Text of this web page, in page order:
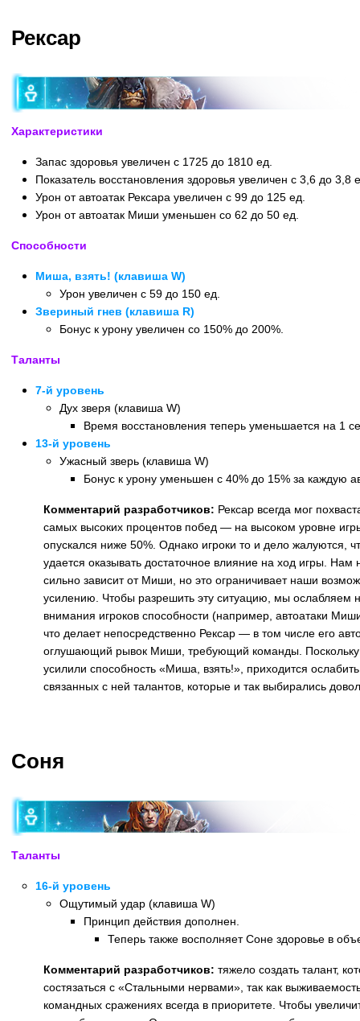
Рексар
Характеристики
Запас здоровья увеличен с 1725 до 1810 ед.
Показатель восстановления здоровья увеличен с 3,6 до 3,8
Урон от автоатак Рексара увеличен с 99 до 125 ед.
Урон от автоатак Миши уменьшен со 62 до 50 ед.
Способности
Миша, взять! (клавиша W)
Урон увеличен с 59 до 150 ед.
Звериный гнев (клавиша R)
Бонус к урону увеличен со 150% до 200%.
Таланты
7-й уровень
Дух зверя (клавиша W)
Время восстановления теперь уменьшается на 1
13-й уровень
Ужасный зверь (клавиша W)
Бонус к урону уменьшен с 40% до 15% за каждую
Комментарий разработчиков: Рексар всегда мог
самых высоких процентов побед — на высоком уровне
опускался ниже 50%. Однако игроки то и дело жалуются,
удается оказывать достаточное влияние на ход игры. Нам
сильно зависит от Миши, но это ограничивает наши
усилению. Чтобы разрешить эту ситуацию, мы ослабляем
внимания игроков способности (например, автоатаки
что делает непосредственно Рексар — в том числе его
оглушающий рывок Миши, требующий команды. Поскольку
усилили способность «Миша, взять!», приходится
связанных с ней талантов, которые и так выбирались
Соня
Таланты
16-й уровень
Ощутимый удар (клавиша W)
Принцип действия дополнен.
Теперь также восполняет Соне здоровье в
Комментарий разработчиков: тяжело создать талант,
состязаться с «Стальными нервами», так как
командных сражениях всегда в приоритете. Чтобы